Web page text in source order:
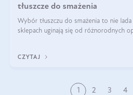
tłuszcze do smażenia
Wybór tłuszczu do smażenia to nie
sklepach uginają się od różnorodnych
CZYTAJ
1 2 3 4